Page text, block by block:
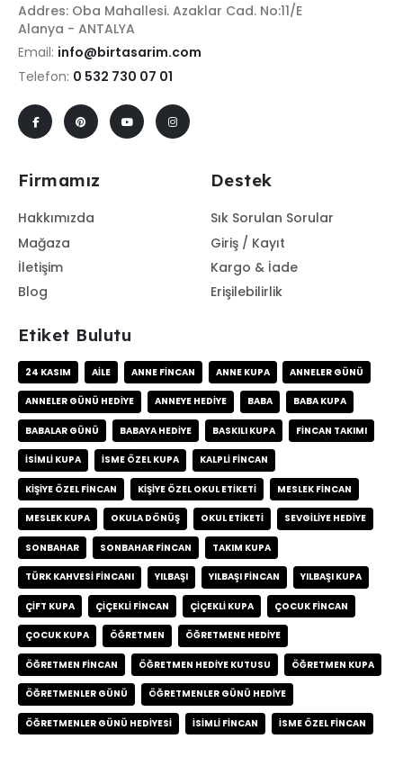
Addres: Oba Mahallesi. Azaklar Cad. No:11/E
Alanya - ANTALYA
Email: info@birtasarim.com
Telefon: 0 532 730 07 01
Firmamız
Hakkımızda
Mağaza
İletişim
Blog
Destek
Sık Sorulan Sorular
Giriş / Kayıt
Kargo & İade
Erişilebilirlik
Etiket Bulutu
24 KASIM AILE ANNE FINCAN ANNE KUPA ANNELER GÜNÜ
ANNELER GÜNÜ HEDIYE ANNEYE HEDIYE BABA BABA KUPA
BABALAR GÜNÜ BABAYA HEDIYE BASKILI KUPA FINCAN TAKIMI
ISIMLI KUPA ISME ÖZEL KUPA KALPLI FINCAN
KIŞIYE ÖZEL FINCAN KIŞIYE ÖZEL OKUL ETIKETI MESLEK FINCAN
MESLEK KUPA OKULA DÖNÜŞ OKUL ETIKETI SEVGILIYE HEDIYE
SONBAHAR SONBAHAR FINCAN TAKIM KUPA
TÜRK KAHVESI FINCANI YILBAŞI YILBAŞI FINCAN YILBAŞI KUPA
ÇIFT KUPA ÇIÇEKLI FINCAN ÇIÇEKLI KUPA ÇOCUK FINCAN
ÇOCUK KUPA ÖĞRETMEN ÖĞRETMENE HEDIYE
ÖĞRETMEN FINCAN ÖĞRETMEN HEDIYE KUTUSU ÖĞRETMEN KUPA
ÖĞRETMENLER GÜNÜ ÖĞRETMENLER GÜNÜ HEDIYE
ÖĞRETMENLER GÜNÜ HEDIYESI İSIMLI FINCAN İSME ÖZEL FINCAN